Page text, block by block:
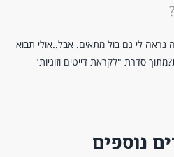
נראה לי גם בול מתאים. אבל..אולי תבוא
סדרת "לקראת דייטים וזוגיות"
נוספים